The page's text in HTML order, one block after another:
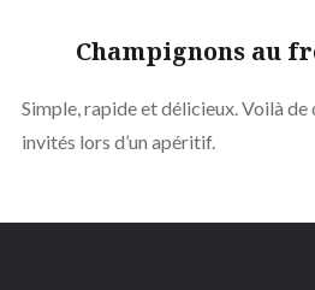
Champignons au
Simple, rapide et délicieux. Voilà
invités lors d’un apéritif.